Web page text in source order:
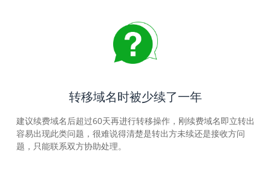
转移域名时被少续了一年
建议续费域名后超过60天再进行转移操作，刚续费域名即立转出
容易出现此类问题，很难说得清楚是转出方未续还是接收方问
题，只能联系双方协助处理。